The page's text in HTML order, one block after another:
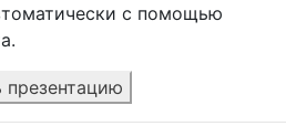
с помощью
презентацию